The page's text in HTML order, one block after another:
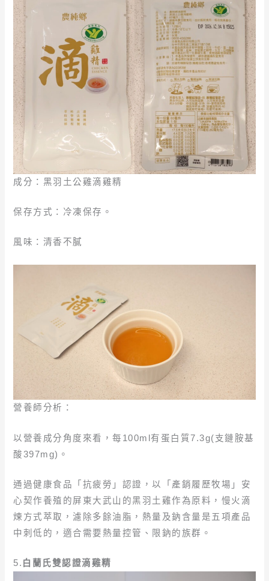
成分：黑羽土公雞滴雞精
保存方式：冷凍保存。
風味：清香不膩
營養師分析：
以營養成分角度來看，每100ml有蛋白質7.3g(支鏈胺基
酸397mg)。
通過健康食品「抗疲勞」認證，以「產銷履歷牧場」安
心契作養殖的屏東大武山的黑羽土雞作為原料，慢火滴
煉方式萃取，濾除多餘油脂，熱量及鈉含量是五項產品
中刺低的，適合需要熱量控管、限鈉的族群。
5. 白蘭氏雙認證滴雞精